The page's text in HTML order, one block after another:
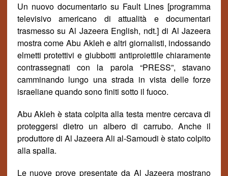
Un nuovo documentario su Fault Lines [programma
televisivo americano di attualità e documentari
trasmesso su Al Jazeera English, ndt.] di Al Jazeera
mostra come Abu Akleh e altri giornalisti, indossando
elmetti protettivi e giubbotti antiproiettile chiaramente
contrassegnati con la parola “PRESS”, stavano
camminando lungo una strada in vista delle forze
israeliane quando sono finiti sotto il fuoco.
Abu Aklehè stata colpita alla testa mentre cercava di
proteggersi dietro un albero di carrubo. Anche il
produttore di Al Jazeera Ali al-Samoudi è stato colpito
alla spalla.
Le nuove prove presentate da Al Jazeera mostrano